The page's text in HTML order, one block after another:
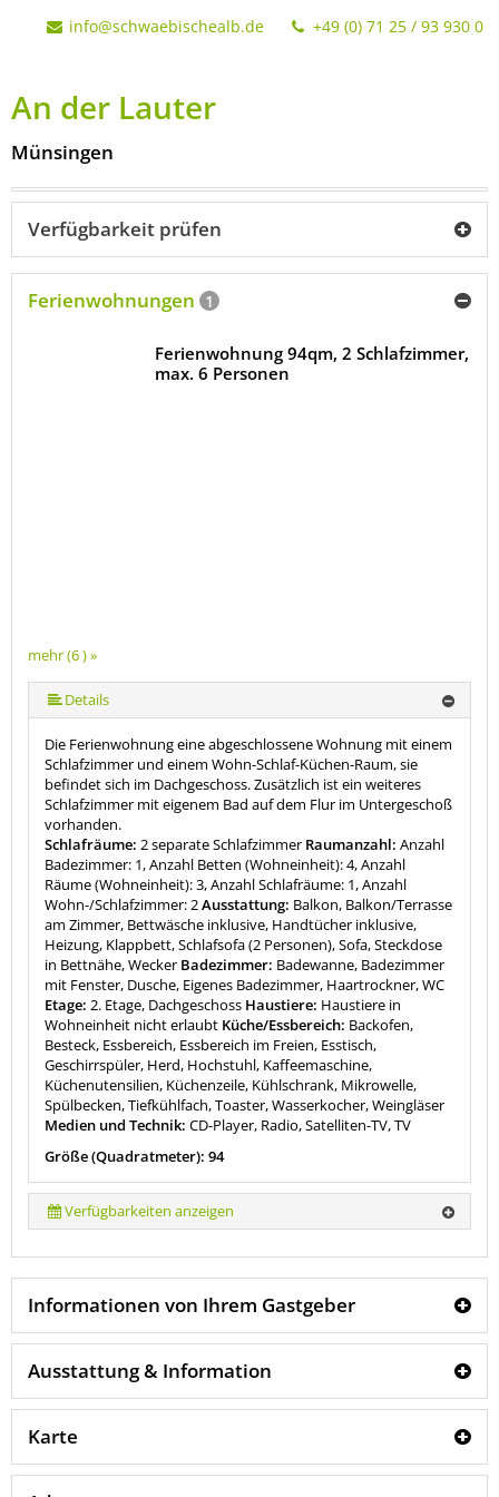
info@schwaebischealb.de +49 (0) 71 25 / 93 930 0
An der Lauter
Münsingen
Verfügbarkeit prüfen
Ferienwohnungen 1
mehr (6 ) »
mehr (6 ) »
mehr (6 ) »
Ferienwohnung 94qm, 2 Schlafzimmer,
max. 6 Personen
Details
Die Ferienwohnung eine abgeschlossene Wohnung mit einem
Schlafzimmer und einem Wohn-Schlaf-Küchen-Raum, sie
befindet sich im Dachgeschoss. Zusätzlich ist ein weiteres
Schlafzimmer mit eigenem Bad auf dem Flur im Untergeschoß
vorhanden.
Schlafräume: 2 separate Schlafzimmer Raumanzahl: Anzahl
Badezimmer: 1, Anzahl Betten (Wohneinheit): 4, Anzahl
Räume (Wohneinheit): 3, Anzahl Schlafräume: 1, Anzahl
Wohn-/Schlafzimmer: 2Ausstattung: Balkon, Balkon/Terrasse
am Zimmer, Bettwäsche inklusive, Handtücher inklusive,
Heizung, Klappbett, Schlafsofa (2 Personen), Sofa, Steckdose
in Bettnähe, Wecker Badezimmer: Badewanne, Badezimmer
mit Fenster, Dusche, Eigenes Badezimmer, Haartrockner, WC
Etage: 2. Etage, Dachgeschoss Haustiere: Haustiere in
Wohneinheit nicht erlaubt Küche/Essbereich: Backofen,
Besteck, Essbereich, Essbereich im Freien, Esstisch,
Geschirrspüler, Herd, Hochstuhl, Kaffeemaschine,
Küchenutensilien, Küchenzeile, Kühlschrank, Mikrowelle,
Spülbecken, Tiefkühlfach, Toaster, Wasserkocher, Weingläser
Medien und Technik: CD-Player, Radio, Satelliten-TV, TV
Größe (Quadratmeter): 94
Verfügbarkeiten anzeigen
Informationen von Ihrem Gastgeber
Ausstattung & Information
Karte